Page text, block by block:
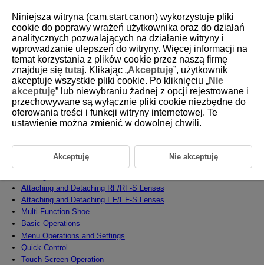
D388-015
Preparation and Basic Operations
This chapter describes preparatory steps before you start shooting and
the basic camera operations.
Charging the Battery
Inserting/Removing Cards
Attaching and Detaching RF/RF-S Lenses
Attaching and Detaching EF/EF-S Lenses
Multi-Function Shoe
Basic Operations
Menu Operations and Settings
Quick Control
Touch-Screen Operation
Niniejsza witryna (cam.start.canon) wykorzystuje pliki
cookie do poprawy wrażeń użytkownika oraz do działań
analitycznych pozwalających na działanie witryny i
wprowadzanie ulepszeń do witryny. Więcej informacji na
temat korzystania z plików cookie przez naszą firmę
znajduje się tutaj. Klikając „Akceptuję”, użytkownik
akceptuje wszystkie pliki cookie. Po kliknięciu „Nie
akceptuję” lub niewybraniu żadnej z opcji rejestrowane i
przechowywane są wyłącznie pliki cookie niezbędne do
oferowania treści i funkcji witryny internetowej. Te
ustawienie można zmienić w dowolnej chwili.
Akceptuję Nie akceptuję